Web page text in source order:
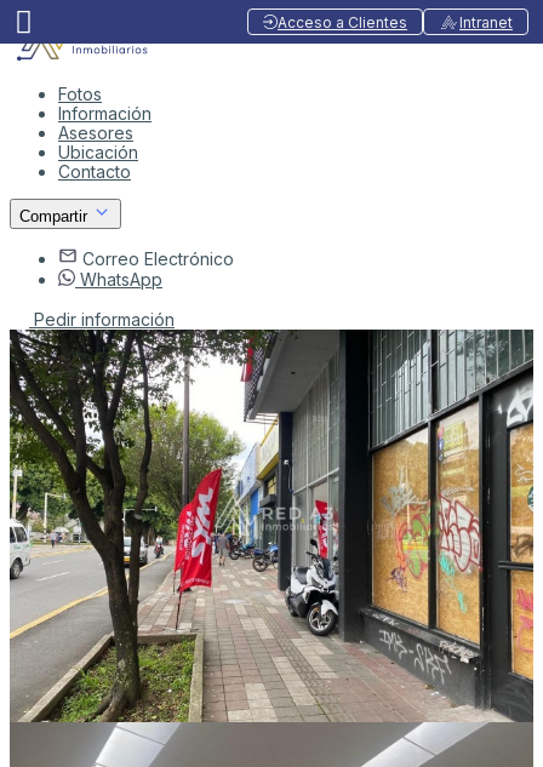
Acceso a Clientes Intranet
Fotos
Información
Asesores
Ubicación
Contacto
Compartir
Correo Electrónico
WhatsApp
Pedir información